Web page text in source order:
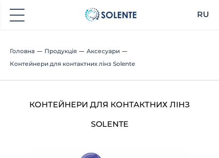
RU
Головна Продукція
Аксесуари
Контейнери для контактних лінз Solente
КОНТЕЙНЕРИ ДЛЯ КОНТАКТНИХ ЛІНЗ
SOLENTE